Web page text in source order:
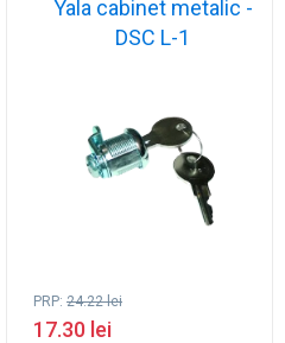
Yala cabinet metalic -
DSC L-1
PRP: 24.22lei
17.30 lei